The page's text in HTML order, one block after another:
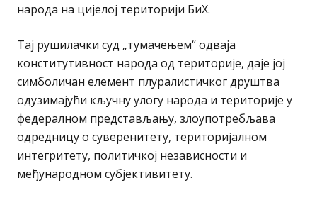
народа на цијелој територији БиХ.
Тај рушилачки суд „тумачењем“ одваја
конститутивност народа од територије, даје јој
симболичан елемент плуралистичког друштва
одузимајући кључну улогу народа и територије у
федералном представљању, злоупотребљава
одредницу о суверенитету, територијалном
интегритету, политичкој независности и
међународном субјективитету.